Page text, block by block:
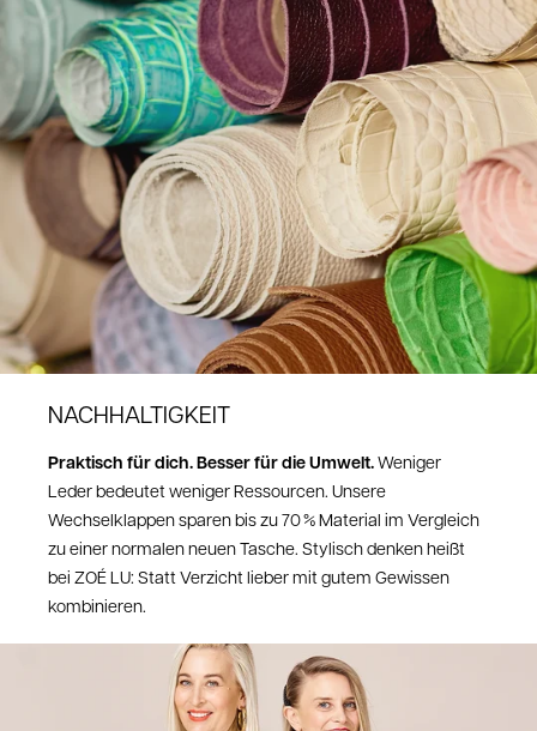
Reklamationen & Mängel
Sollte ein Artikel einen Mangel aufweisen oder beschädigt bei dir
angekommen sein, wende dich bitte an unseren Kundenservice unter
shop@zoelu.com.
Sende uns dazu eine kurze Beschreibung des Mangels sowie ein Foto.
So können wir den Fall schnell prüfen.
Nach unserer Einschätzung erhältst du selbstverständlichein
kostenloses Retourenlabel von uns, damit du den Artikel unkompliziert
zurücksenden kannst
Bei Fragen wende dich bitte an: shop@zoelu.com
NACHHALTIGKEIT
Praktisch für dich. Besser für die Umwelt.Weniger
Leder bedeutet weniger Ressourcen. Unsere
Wechselklappen sparen bis zu 70 % Material im Vergleich
zu einer normalen neuen Tasche. Stylisch denken heißt
bei ZOÉ LU: Statt Verzicht lieber mit gutem Gewissen
kombinieren.